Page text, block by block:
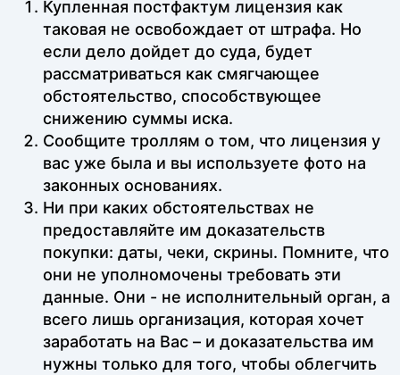
Купленная постфактум лицензия как
таковая не освобождает от штрафа. Но
если дело дойдет до суда, будет
рассматриваться как смягчающее
обстоятельство, способствующее
снижению суммы иска.
Сообщите троллям о том, что лицензия у
вас уже была и вы используете фото на
законных основаниях.
Ни при каких обстоятельствах не
предоставляйте им доказательств
покупки: даты, чеки, скрины. Помните, что
они не уполномочены требовать эти
данные. Они - не исполнительный орган, а
всего лишь организация, которая хочет
заработать на Вас – и доказательства им
нужны только для того, чтобы облегчить